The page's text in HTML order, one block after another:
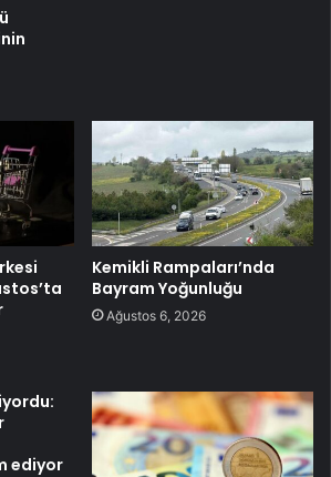
Kemikli Rampaları’nda
Bayram Yoğunluğu
Ağustos 6, 2026
ediyor